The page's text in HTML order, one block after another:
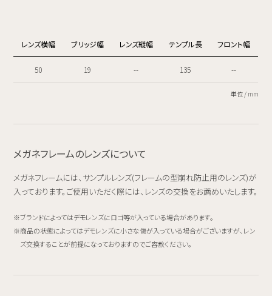
レンズ横幅 ブリッジ幅 レンズ縦幅 テンプル長 フロント幅
50 19 -- 135 --
単位 / mm
メガネフレームのレンズについて
メガネフレームには、サンプルレンズ(フレームの型崩れ防止用のレンズ)が
入っております。ご使用いただく際には、レンズの交換をお薦めいたします。
ブランドによってはデモレンズにロゴ等が入っている場合があります。
商品の状態によってはデモレンズに小さな傷が入っている場合がございますが、レン
ズ交換することが前提になっておりますのでご容赦ください。